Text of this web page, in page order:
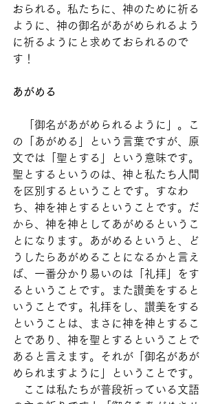
おられる。私たちに、神のために祈る
ように、神の御名があがめられるよう
に祈るようにと求めておられるので
す！
あがめる
「御名があがめられるように」。こ
の「あがめる」という言葉ですが、原
文では「聖とする」という意味です。
聖とするというのは、神と私たち人間
を区別するということです。すなわ
ち、神を神とするということです。だ
から、神を神としてあがめるというこ
とになります。あがめるというと、ど
うしたらあがめることになるかと言え
ば、一番分かり易いのは「礼拝」をす
るということです。また讃美をすると
いうことです。礼拝をし、讃美をする
ということは、まさに神を神とするこ
とであり、神を聖とするということで
あると言えます。それが「御名があが
められますように」ということです。
ここは私たちが普段祈っている文語